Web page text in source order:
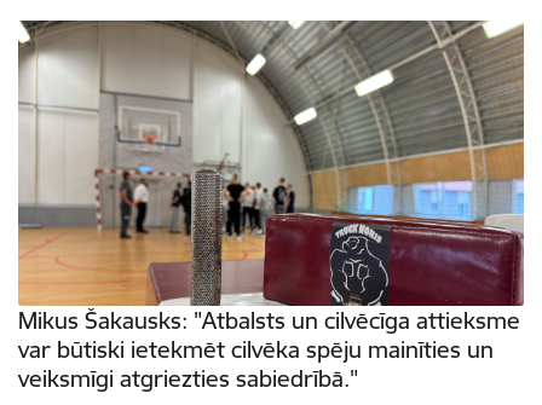
Mikus Šakausks: "Atbalsts un cilvēcīga attieksme
var būtiski ietekmēt cilvēka spēju mainīties un
veiksmīgi atgriezties sabiedrībā."